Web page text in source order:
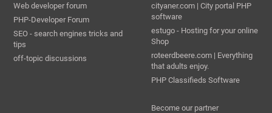
Web developer forum
PHP-Developer Forum
SEO - search engines tricks and
tips
off-topic discussions
cityaner.com | City portal PHP
software
estugo - Hosting for your online
Shop
roteerdbeere.com | Everything
that adults enjoy.
PHP Classifieds Software
Become our partner